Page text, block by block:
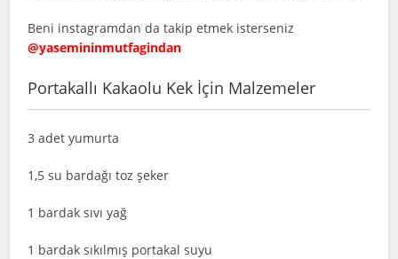
Beni instagramdan da takip etmek isterseniz
@yasemininmutfagindan
Portakallı Kakaolu Kek İçin Malzemeler
3 adet yumurta
1,5 su bardağı toz şeker
1 bardak sıvı yağ
1 bardak sıkılmış portakal suyu